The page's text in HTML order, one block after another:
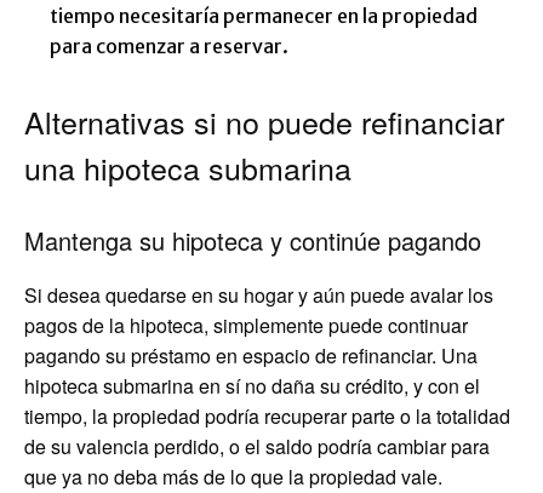
tiempo necesitaría permanecer en la propiedad
para comenzar a reservar.
Alternativas si no puede refinanciar
una hipoteca submarina
Mantenga su hipoteca y continúe pagando
Si desea quedarse en su hogar y aún puede avalar los
pagos de la hipoteca, simplemente puede continuar
pagando su préstamo en espacio de refinanciar. Una
hipoteca submarina en sí no daña su crédito, y con el
tiempo, la propiedad podría recuperar parte o la totalidad
de su valencia perdido, o el saldo podría cambiar para
que ya no deba más de lo que la propiedad vale.